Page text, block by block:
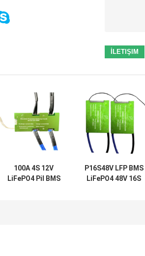
100A 4S 12V
LiFePO4 Pil BMS
P16S48V LFP BMS
LiFePO4 48V 16S